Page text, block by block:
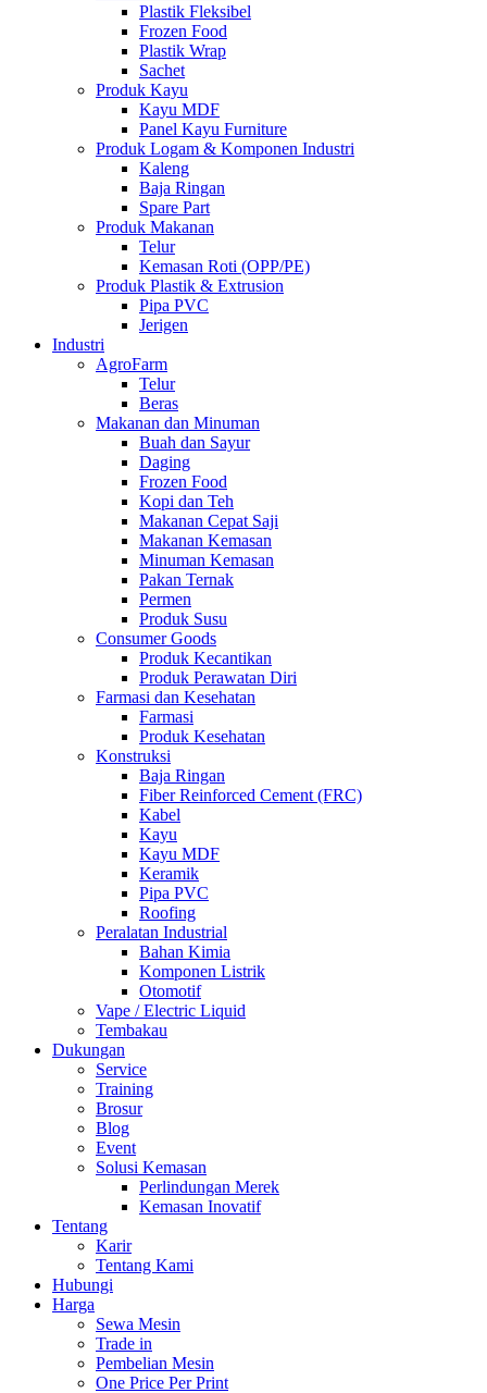
Plastik Fleksibel
Frozen Food
Plastik Wrap
Sachet
Produk Kayu
Kayu MDF
Panel Kayu Furniture
Produk Logam & Komponen Industri
Kaleng
Baja Ringan
Spare Part
Produk Makanan
Telur
Kemasan Roti (OPP/PE)
Produk Plastik & Extrusion
Pipa PVC
Jerigen
Industri
AgroFarm
Telur
Beras
Makanan dan Minuman
Buah dan Sayur
Daging
Frozen Food
Kopi dan Teh
Makanan Cepat Saji
Makanan Kemasan
Minuman Kemasan
Pakan Ternak
Permen
Produk Susu
Consumer Goods
Produk Kecantikan
Produk Perawatan Diri
Farmasi dan Kesehatan
Farmasi
Produk Kesehatan
Konstruksi
Baja Ringan
Fiber Reinforced Cement (FRC)
Kabel
Kayu
Kayu MDF
Keramik
Pipa PVC
Roofing
Peralatan Industrial
Bahan Kimia
Komponen Listrik
Otomotif
Vape / Electric Liquid
Tembakau
Dukungan
Service
Training
Brosur
Blog
Event
Solusi Kemasan
Perlindungan Merek
Kemasan Inovatif
Tentang
Karir
Tentang Kami
Hubungi
Harga
Sewa Mesin
Trade in
Pembelian Mesin
One Price Per Print